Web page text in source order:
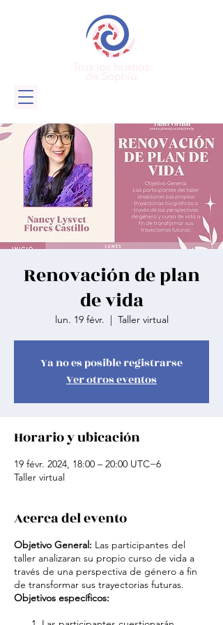
Renovación de plan
de vida
lun. 19 févr.
  |
Taller virtual
Ya no es posible registrarse
Ver otros eventos
Horario y ubicación
19 févr. 2024, 18:00 – 20:00 UTC−6
Taller virtual
Acerca del evento
Objetivo General: Las participantes del
taller analizaran su propio curso de vida a
través de una perspectiva de género a fin
de transformar sus trayectorias futuras.
Objetivos específicos: